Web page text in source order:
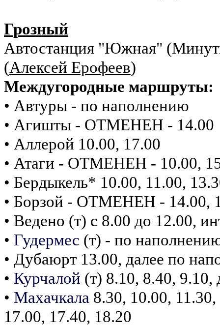
Грозный
Автостанция "Южная"
(Алексей Ерофеев)
Междугородные маршруты:
• Автуры - по наполнению
• Агишты - ОТМЕНЕН - 14.00
• Аллерой 10.00, 17.00
• Атаги - ОТМЕНЕН - 10.00,
• Бердыкель* 10.00, 11.00,
• Борзой - ОТМЕНЕН - 14.00,
• Ведено (т) с 8.00 до 12.00,
• Гудермес (т) - по
• Дубаюрт 13.00, далее по
• Курчалой (т) 8.10, 8.40,
• Махачкала 8.30, 10.00,
17.00, 17.40, 18.20